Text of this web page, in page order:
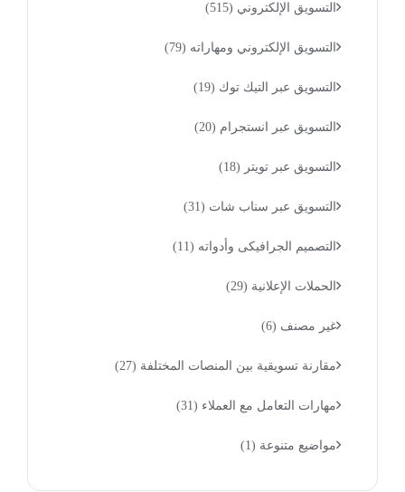
التسويق الإلكتروني (515)
التسويق الإلكتروني ومهاراته (79)
التسويق عبر التيك توك (19)
التسويق عبر انستجرام (20)
التسويق عبر تويتر (18)
التسويق عبر سناب شات (31)
التصميم الجرافيكى وأدواته (11)
الحملات الإعلانية (29)
غير مصنف (6)
مقارنة تسويقية بين المنصات المختلفة (27)
مهارات التعامل مع العملاء (31)
مواضيع متنوعة (1)